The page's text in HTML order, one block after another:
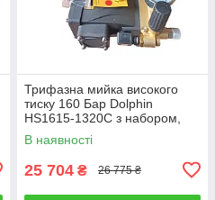
Трифазна мийка високого
тиску 160 Бар Dolphin
HS1615-1320C з набором,
продуктивністю 12 л/хв.
В наявності
25 704 ₴ 26 775 ₴